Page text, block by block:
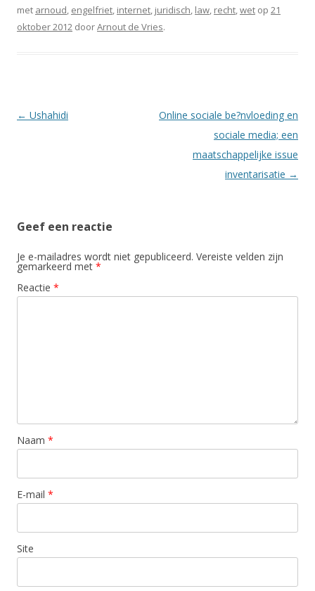
met arnoud, engelfriet, internet, juridisch, law, recht,wet op 21
oktober 2012 doorArnout de Vries.
Berichtnavigatie
← Ushahidi
Online sociale be?nvloeding en
sociale media; een
maatschappelijke issue
inventarisatie →
Geef een reactie
Je e-mailadres wordt niet gepubliceerd. Vereiste velden zijn
gemarkeerd met *
Reactie *
Naam *
E-mail *
Site